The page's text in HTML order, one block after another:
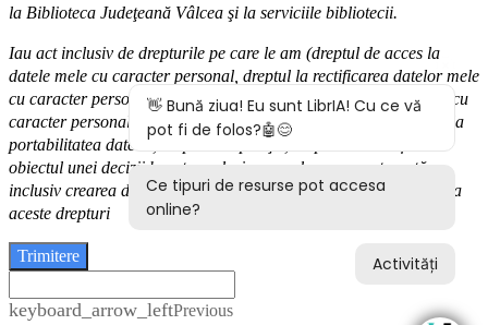
la Biblioteca Judeţeană Vâlcea şi la serviciile bibliotecii.
Iau act inclusiv de drepturile pe care le am (dreptul de acces la
datele mele cu caracter personal, dreptul la rectificarea datelor mele
cu caracter personal inexacte, dreptul la ştergere adatelor mele cu
caracter personal, dreptul la restricţionarea prelucrării
reptul la
portabilitatea datelor
obiectul unei decizii bazate exclusiv pe prelucrarea autom
ată,
inclusiv crearea de profiluri) şi modalităţile în care-mi pot exercita
aceste drepturi
Trimitere
keyboard_arrow_leftPrevious